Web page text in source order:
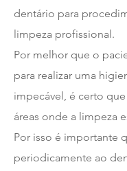
dentário para
limpeza profissional.
Por melhor que o
para realizar uma
impecável, é certo
áreas onde a limpeza
Por isso é importante
periodicamente ao